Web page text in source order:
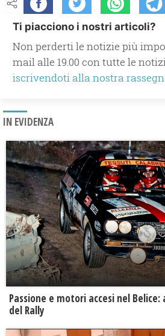
Ti piacciono i nostri articoli?
Non perderti le notizie più
mail alle 19.00 con tutte le
iscrivendoti alla nostra
IN EVIDENZA
Passione e motori accesi nel
del Rally